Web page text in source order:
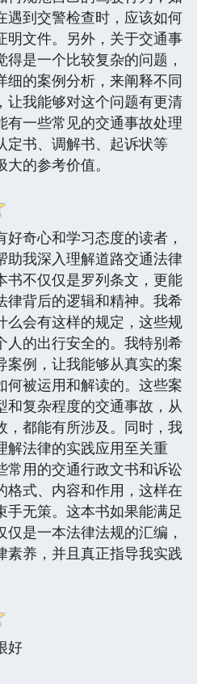
遇到交警检查时，应该如何
明文件。另外，关于交通事
是一个比较复杂的问题，
细的案例分析，来阐释不同
让我能够对这个问题有更清
有一些常见的交通事故处理
定书、调解书、起诉状等
的参考价值。
奇心和学习态度的读者，
助我深入理解道路交通法律
书不仅仅是罗列条文，更能
律背后的逻辑和精神。我希
么会有这样的规定，这些规
人的出行安全的。我特别希
案例，让我能够从真实的案
何被运用和解读的。这些案
和复杂程度的交通事故，从
，都能有所涉及。同时，我
解法律的实践应用至关重
常用的交通行政文书和诉讼
格式、内容和作用，这样在
手无策。这本书如果能满足
是一本法律法规的汇编，
素养，并且真正指导我实践
好